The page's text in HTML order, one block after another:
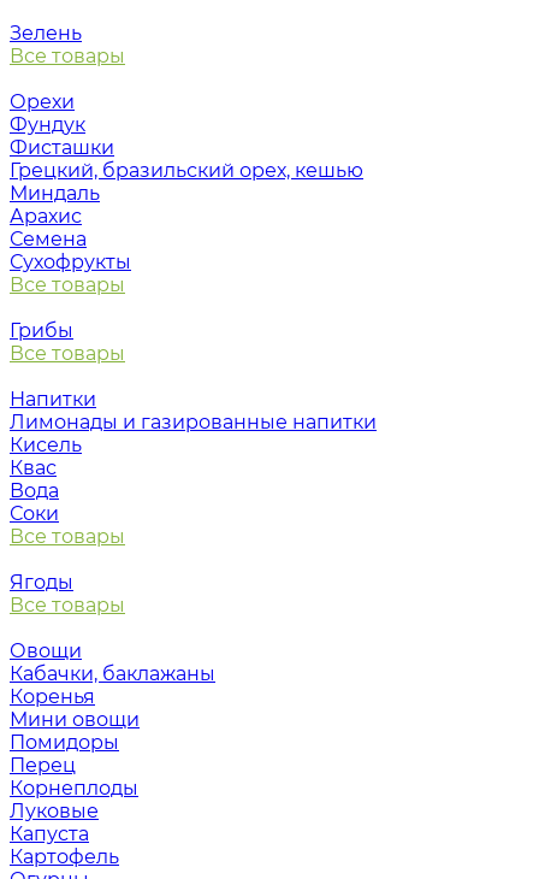
Зелень
Все товары
Орехи
Фундук
Фисташки
Грецкий, бразильский орех, кешью
Миндаль
Арахис
Семена
Сухофрукты
Все товары
Грибы
Все товары
Напитки
Лимонады и газированные напитки
Кисель
Квас
Вода
Соки
Все товары
Ягоды
Все товары
Овощи
Кабачки, баклажаны
Коренья
Мини овощи
Помидоры
Перец
Корнеплоды
Луковые
Капуста
Картофель